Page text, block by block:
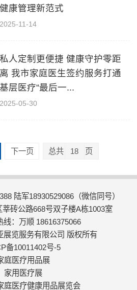
健康管理新范式
2025-11-14
私人定制更便捷 健康守护零距
离 我市家庭医生签约服务打通
基层医疗“最后一...
2025-05-30
下一页 总共 18 页
陆军18930529086（微信同号）
砖公路668号双子楼A栋1003室
线：万顺 18616375066
展览服务有限公司 版权所有
备10011402号-5
庭医疗用品展
家用医疗展
庭医疗健康用品展览会